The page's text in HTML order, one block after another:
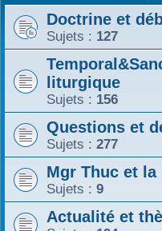
Doctrine et
Sujets : 127
liturgique
Sujets : 156
Questions et
Sujets : 277
Mgr Thuc et la
Sujets : 9
Actualité et